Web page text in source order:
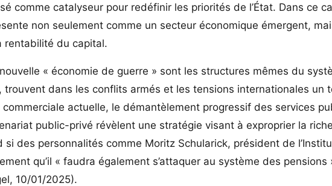
comme catalyseur pour redéfinir les priorités de l’État. Dans ce
non seulement comme un secteur économique émergent,
rentabilité du capital.
« économie de guerre » sont les structures mêmes du
trouvent dans les conflits armés et les tensions internationales un
actuelle, le démantèlement progressif des services
public-privé révèlent une stratégie visant à exproprier la
si des personnalités comme Moritz Schularick, président de
qu’il « faudra également s’attaquer au système des pensions
10/01/2025).